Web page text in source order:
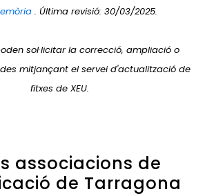
. Última revisió: 30/03/2025.
sol·licitar la correcció, ampliació o
mitjançant el servei d'actualització de
fitxes de XEU.
associacions de
de Tarragona